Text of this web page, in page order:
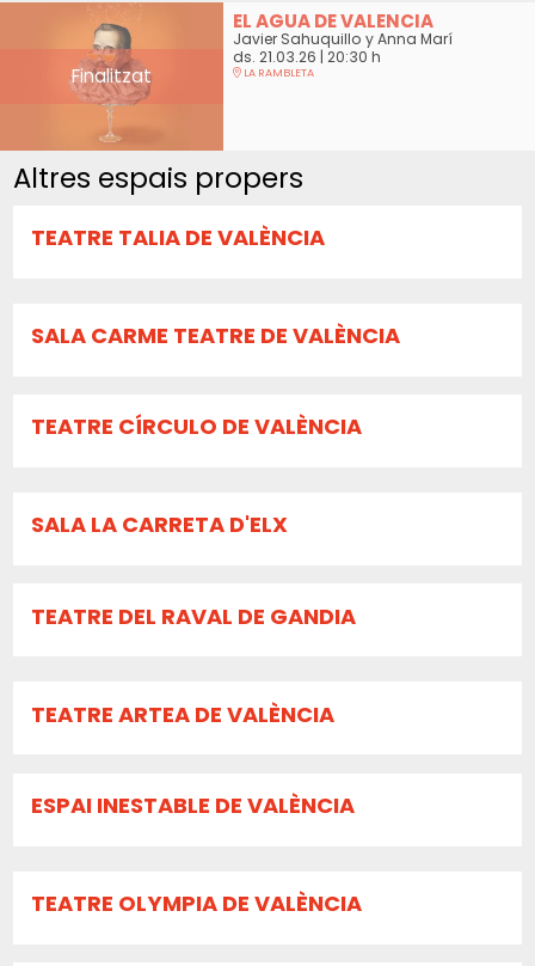
Finalitzat
EL AGUA DE VALENCIA
Javier Sahuquillo y Anna Marí
ds. 21.03.26 | 20:30 h
LA RAMBLETA
Altres espais propers
TEATRE TALIA DE VALÈNCIA
SALA CARME TEATRE DE VALÈNCIA
TEATRE CÍRCULO DE VALÈNCIA
SALA LA CARRETA D'ELX
TEATRE DEL RAVAL DE GANDIA
TEATRE ARTEA DE VALÈNCIA
ESPAI INESTABLE DE VALÈNCIA
TEATRE OLYMPIA DE VALÈNCIA